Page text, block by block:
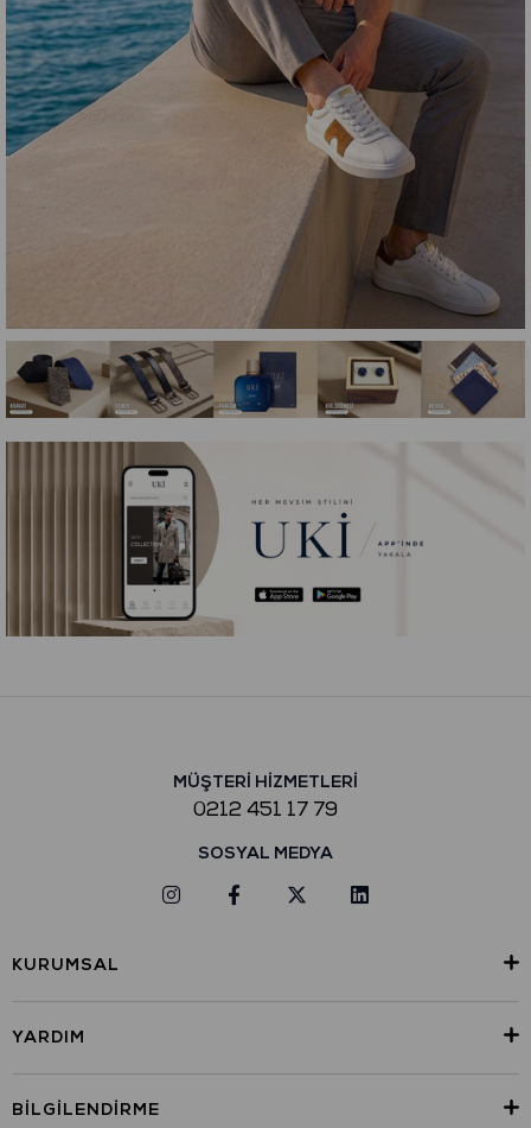
MÜŞTERİ HİZMETLERİ
0212 451 17 79
SOSYAL MEDYA
KURUMSAL
YARDIM
BILGILENDIRME